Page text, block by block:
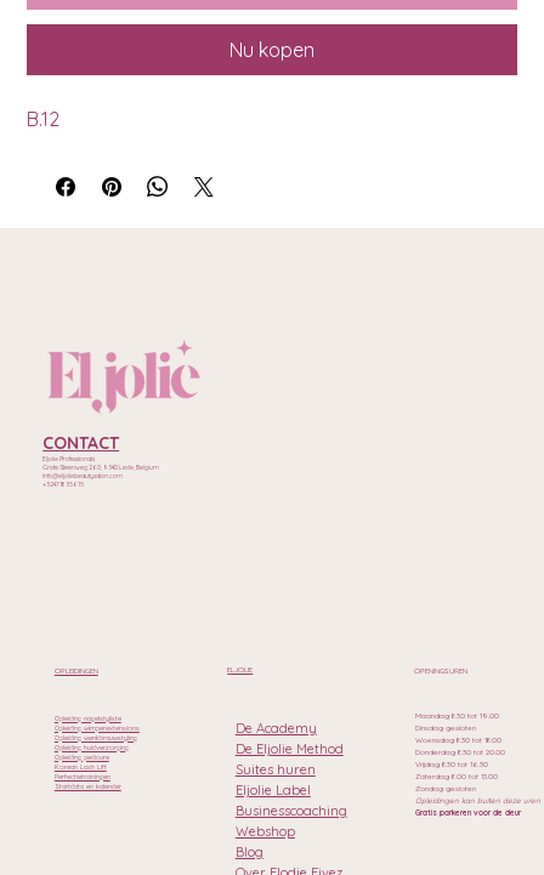
Nu kopen
B.12
Maandag 8.30 tot 19.00
Dinsdag gesloten
Woensdag 8.30 tot 18.00
Donderdag 8.30 tot 20.00
Vrijdag 8.30 tot 16.30
Zaterdag 8.00 tot 13.00
Zondag gesloten
Opleidingen kan buiten deze uren
Gratis parkeren voor de deur
OPENINGSUREN
De Academy
De Eljolie Method
Suites huren
Eljolie Label
Businesscoaching
Webshop
Blog
ELJOLIE
Opleiding nagelstyliste
Opleiding wimperextensions
Opleiding wenkbrauwstyling
Opleiding huidverzorging
Opleiding pedicure
Korean Lash Lift
Perfectietrainingen
Startdata en kalender
OPLEIDINGEN
CONTACT
Eljolie Professionals
Grote Steenweg 260, 9340 Lede, Belgium
Info@eljoliebeautysalon.com
+32471835615